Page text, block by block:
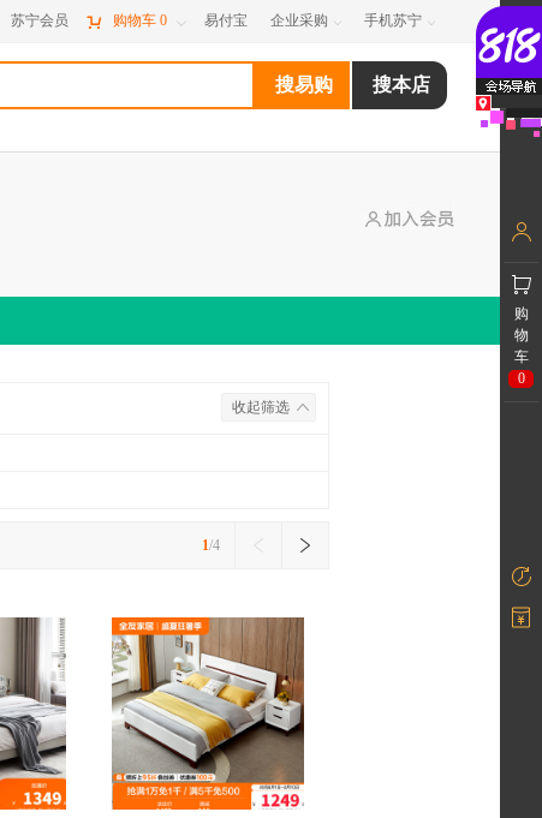
苏宁会员  购物车 0  易付宝 企业采购  手机苏宁 
收起筛选
1/4
购
物
车
0